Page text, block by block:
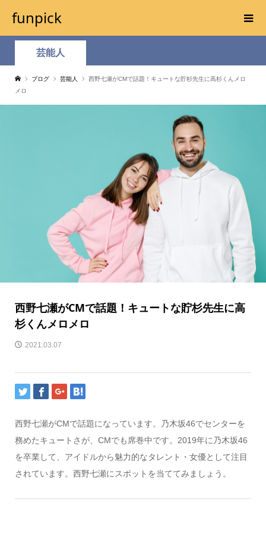
funpick
芸能人
ブログ 芸能人
西野七瀬がCMで話題！キュートな貯杉先生に高杉くんメロ
メロ
西野七瀬がCMで話題！キュートな貯杉先生に高
杉くんメロメロ
2021.03.07
西野七瀬がCMで話題になっています。乃木坂46でセンターを
務めたキュートさが、CMでも席巻中です。2019年に乃木坂46
を卒業して、アイドルから魅力的なタレント・女優として注目
されています。西野七瀬にスポットを当ててみましょう。